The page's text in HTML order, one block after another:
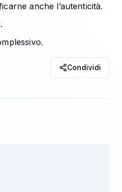
anche l’autenticità.
Condividi